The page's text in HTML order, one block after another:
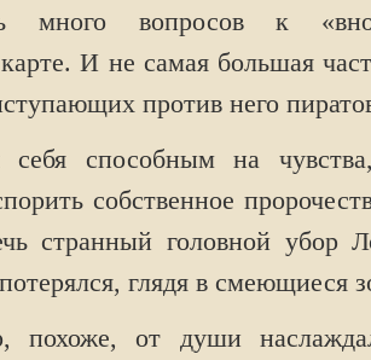
много вопросов к
И не самая большая
против него
способным на
собственное
странный головной убор
глядя в смеющиеся
похоже, от души